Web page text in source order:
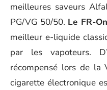
meilleures saveurs
PG/VG 50/50. Le FR-
meilleur e-liquide
par les vapoteurs.
récompensé lors de la
cigarette électronique